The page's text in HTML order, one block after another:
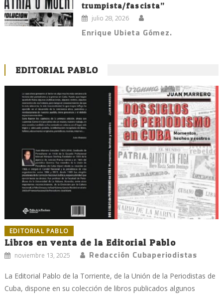
trumpista/fascista”
julio 28, 2026
Enrique Ubieta Gómez.
EDITORIAL PABLO
EDITORIAL PABLO
Libros en venta de la Editorial Pablo
noviembre 13, 2025 Redacción Cubaperiodistas
La Editorial Pablo de la Torriente, de la Unión de la Periodistas de
Cuba, dispone en su colección de libros publicados algunos